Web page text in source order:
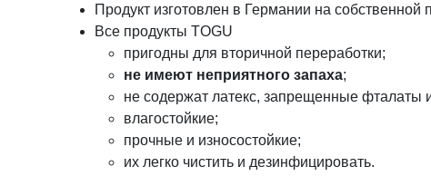
Продукт изготовлен в Германии на
Все продукты TOGU
пригодны для вторичной переработки;
не имеют неприятного запаха;
не содержат латекс, запрещенные фталаты
влагостойкие;
прочные и износостойкие;
их легко чистить и дезинфицировать.